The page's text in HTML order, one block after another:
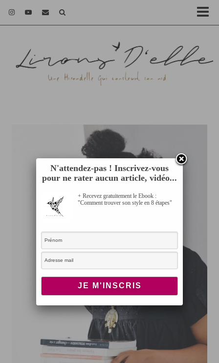
N'attendez-pas ! Inscrivez-vous
pour ne rater aucun article, vidéo...
+ Recevez gratuitement le Ebook :
"Comment trouver son style en 8 étapes"